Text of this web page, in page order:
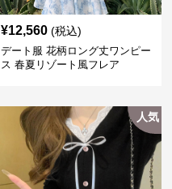
¥12,560 (税込)
デート服 花柄ロング丈ワンピー
ス 春夏リゾート風フレア
人気